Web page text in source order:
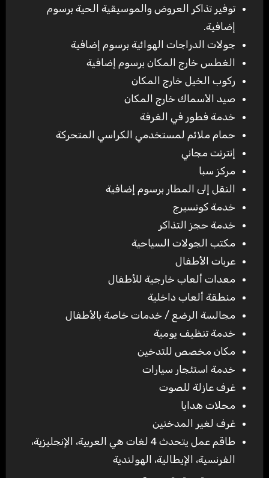
توفير تذاكر العروض والموسيقية الحية برسوم
إضافية.
جولات الدراجات الهوائية برسوم إضافية
الغطس خارج المكان برسوم إضافية
ركوب الخيل خارج المكان
صيد الأسماك خارج المكان
خدمة فطور في الغرفة
حمام ملائم لمستخدمي الكراسي المتحركة
إنترنت مجاني
مركز سبا
النقل إلى المطار برسوم إضافية
خدمة كونسيرج
خدمة حجز التذاكر
مكتب الجولات السياحية
عربات الأطفال
معدات ألعاب خارجية للأطفال
منطقة ألعاب داخلية
مجالسة الرضع / خدمات خاصة بالأطفال
خدمة تنظيف يومية
مكان مخصص للتدخين
خدمة استئجار سيارات
غرف عازلة للصوت
محلات هدايا
غرف لغير المدخنين
طاقم عمل يتحدث 4 لغات هي العربية، الإنجليزية،
الفرنسية، الإيطالية، الهولندية